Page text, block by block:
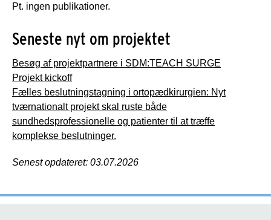
Pt. ingen publikationer.
Seneste nyt om projektet
Besøg af projektpartnere i SDM:TEACH SURGE
Projekt kickoff
Fælles beslutningstagning i ortopædkirurgien: Nyt
tværnationalt projekt skal ruste både
sundhedsprofessionelle og patienter til at træffe
komplekse beslutninger.
Senest opdateret: 03.07.2026